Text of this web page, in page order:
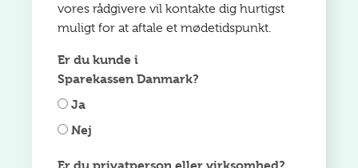
vores rådgivere vil kontakte dig hurtigst
muligt for at aftale et mødetidspunkt.
Er du kunde i
Sparekassen Danmark?
Ja
Nej